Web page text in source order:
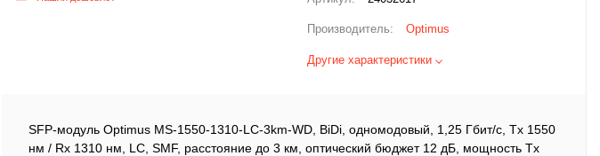
Производитель: Optimus
Другие характеристики
SFP-модуль Optimus MS-1550-1310-LC-3km-WD, BiDi, одномодовый, 1,25 Гбит/с, Tx 1550
нм / Rx 1310 нм, LC, SMF, расстояние до 3 км, оптический бюджет 12 дБ, мощность Tx